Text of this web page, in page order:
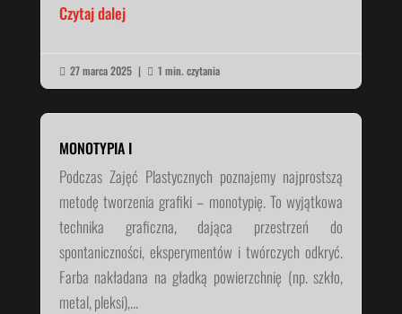
Czytaj dalej
 27 marca 2025 |  1 min. czytania
MONOTYPIA I
Podczas Zajęć Plastycznych poznajemy najprostszą
metodę tworzenia grafiki – monotypię. To wyjątkowa
technika graficzna, dająca przestrzeń do
spontaniczności, eksperymentów i twórczych odkryć.
Farba nakładana na gładką powierzchnię (np. szkło,
metal, pleksi),...